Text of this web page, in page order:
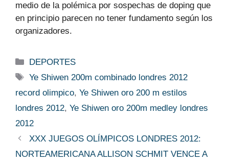
medio de la polémica por sospechas de doping que
en principio parecen no tener fundamento según los
organizadores.
Categorías
DEPORTES
Etiquetas
Ye Shiwen 200m combinado londres 2012
record olimpico, Ye Shiwen oro 200 m estilos
londres 2012, Ye Shiwen oro 200m medley londres
2012
XXX JUEGOS OLÍMPICOS LONDRES 2012:
NORTEAMERICANA ALLISON SCHMIT VENCE A